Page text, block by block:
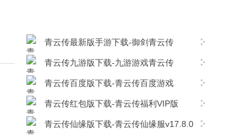
青云传最新版手游下载-御剑青云传
v17.8.0安卓版下载
青云传九游版下载-九游游戏青云传
v17.8.0安卓版下载
青云传百度版下载-青云传百度游戏
v17.8.0安卓版下载
青云传红包版下载-青云传福利VIP版
v17.8.0安卓版下载
青云传仙缘版下载-青云传仙缘服v17.8.0